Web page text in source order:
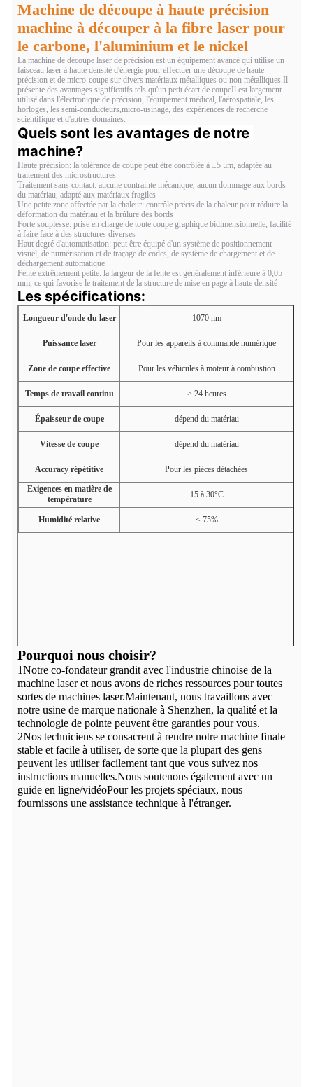
Machine de découpe à haute précision
machine à découper à la fibre laser pour
le carbone, l'aluminium et le nickel
La machine de découpe laser de précision est un équipement avancé qui utilise un
faisceau laser à haute densité d'énergie pour effectuer une découpe de haute
précision et de micro-coupe sur divers matériaux métalliques ou non métalliques.Il
présente des avantages significatifs tels qu'un petit écart de coupeIl est largement
utilisé dans l'électronique de précision, l'équipement médical, l'aérospatiale, les
horloges, les semi-conducteurs,micro-usinage, des expériences de recherche
scientifique et d'autres domaines.
Quels sont les avantages de notre
machine?
Haute précision: la tolérance de coupe peut être contrôlée à ±5 μm, adaptée au
traitement des microstructures
Traitement sans contact: aucune contrainte mécanique, aucun dommage aux bords
du matériau, adapté aux matériaux fragiles
Une petite zone affectée par la chaleur: contrôle précis de la chaleur pour réduire la
déformation du matériau et la brûlure des bords
Forte souplesse: prise en charge de toute coupe graphique bidimensionnelle, facilité
à faire face à des structures diverses
Haut degré d'automatisation: peut être équipé d'un système de positionnement
visuel, de numérisation et de traçage de codes, de système de chargement et de
déchargement automatique
Fente extrêmement petite: la largeur de la fente est généralement inférieure à 0,05
mm, ce qui favorise le traitement de la structure de mise en page à haute densité
Les spécifications:
Longueur d'onde du laser 1070 nm
Puissance laser Pour les appareils à commande numérique
Zone de coupe effective Pour les véhicules à moteur à combustion
Temps de travail continu > 24 heures
Épaisseur de coupe dépend du matériau
Vitesse de coupe dépend du matériau
Accuracy répétitive
Pour les pièces détachées
Exigences en matière de
température
15 à 30°C
Humidité relative < 75%
Pourquoi nous choisir?
1Notre co-fondateur grandit avec l'industrie chinoise de la
machine laser et nous avons de riches ressources pour toutes
sortes de machines laser.Maintenant, nous travaillons avec
notre usine de marque nationale à Shenzhen, la qualité et la
technologie de pointe peuvent être garanties pour vous.
2Nos techniciens se consacrent à rendre notre machine finale
stable et facile à utiliser, de sorte que la plupart des gens
peuvent les utiliser facilement tant que vous suivez nos
instructions manuelles.Nous soutenons également avec un
guide en ligne/vidéoPour les projets spéciaux, nous
fournissons une assistance technique à l'étranger.